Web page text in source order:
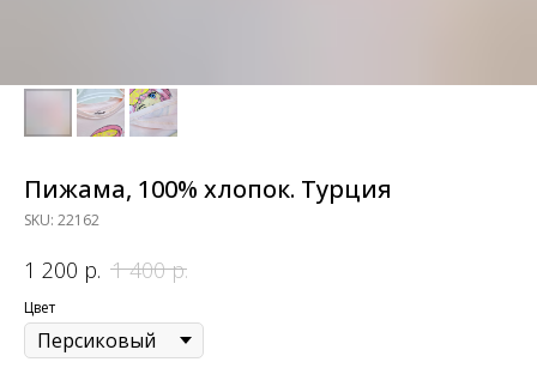
Пижама, 100% хлопок. Турция
SKU: 22162
1 200 р. 1 400 р.
Цвет